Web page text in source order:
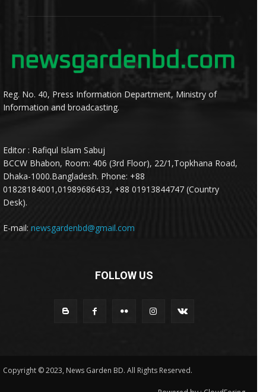
Reg. No. 40, Press Information Department, Ministry of
Information and broadcasting.
Editor : Rafiqul Islam Sabuj
BCCW Bhabon, Room: 406 (3rd Floor), 22/1,Topkhana Road,
Dhaka-1000.Bangladesh. Phone: +88
01828184001,01989686433, +88 01913844747 (Country
Desk).
E-mail: newsgardenbd@gmail.com
FOLLOW US
Copyright © 2023, News Garden BD. All Rights Reserved.